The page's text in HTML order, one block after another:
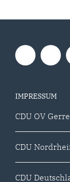
IMPRESSUM
CDU OV
CDU
CDU